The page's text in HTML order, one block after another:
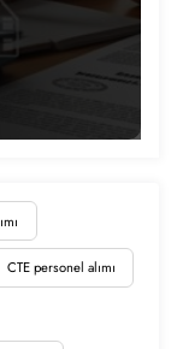
CTE personel alımı